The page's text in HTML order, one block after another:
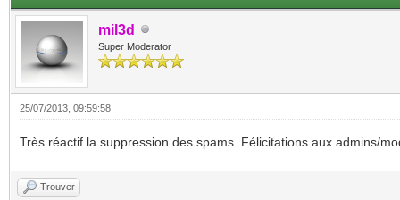
mil3d
Super Moderator
25/07/2013, 09:59:58
Très réactif la suppression des spams. Félicitations aux admins/
Trouver